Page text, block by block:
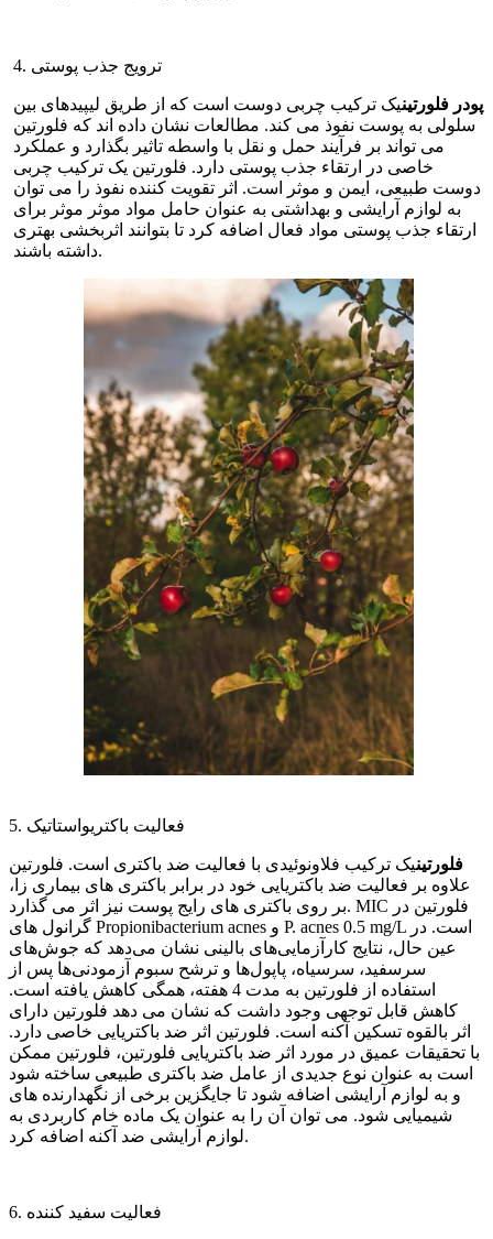
4. ترویج جذب پوستی
پودر فلورتینیک ترکیب چربی دوست است که از طریق لیپیدهای بین
سلولی به پوست نفوذ می کند. مطالعات نشان داده اند که فلورتین
می تواند بر فرآیند حمل و نقل با واسطه تاثیر بگذارد و عملکرد
خاصی در ارتقاء جذب پوستی دارد. فلورتین یک ترکیب چربی
دوست طبیعی، ایمن و موثر است. اثر تقویت کننده نفوذ را می توان
به لوازم آرایشی و بهداشتی به عنوان حامل مواد موثر موثر برای
ارتقاء جذب پوستی مواد فعال اضافه کرد تا بتوانند اثربخشی بهتری
داشته باشند.
5. فعالیت باکتریواستاتیک
فلورتینیک ترکیب فلاونوئیدی با فعالیت ضد باکتری است. فلورتین
علاوه بر فعالیت ضد باکتریایی خود در برابر باکتری های بیماری زا،
بر روی باکتری های رایج پوست نیز اثر می گذارد. MIC فلورتین در
گرانول های Propionibacterium acnes و P. acnes 0.5 mg/L است. در
عین حال، نتایج کارآزمایی‌های بالینی نشان می‌دهد که جوش‌های
سرسفید، سرسیاه، پاپول‌ها و ترشح سبوم آزمودنی‌ها پس از
استفاده از فلورتین به مدت 4 هفته، همگی کاهش یافته است.
کاهش قابل توجهی وجود داشت که نشان می دهد فلورتین دارای
اثر بالقوه تسکین آکنه است. فلورتین اثر ضد باکتریایی خاصی دارد.
با تحقیقات عمیق در مورد اثر ضد باکتریایی فلورتین، فلورتین ممکن
است به عنوان نوع جدیدی از عامل ضد باکتری طبیعی ساخته شود
و به لوازم آرایشی اضافه شود تا جایگزین برخی از نگهدارنده های
شیمیایی شود. می توان آن را به عنوان یک ماده خام کاربردی به
لوازم آرایشی ضد آکنه اضافه کرد.
6. فعالیت سفید کننده